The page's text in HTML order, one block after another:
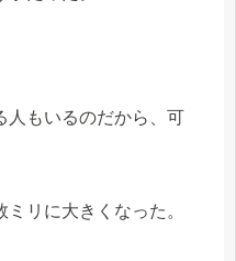
人もいるのだから、可
リに大きくなった。